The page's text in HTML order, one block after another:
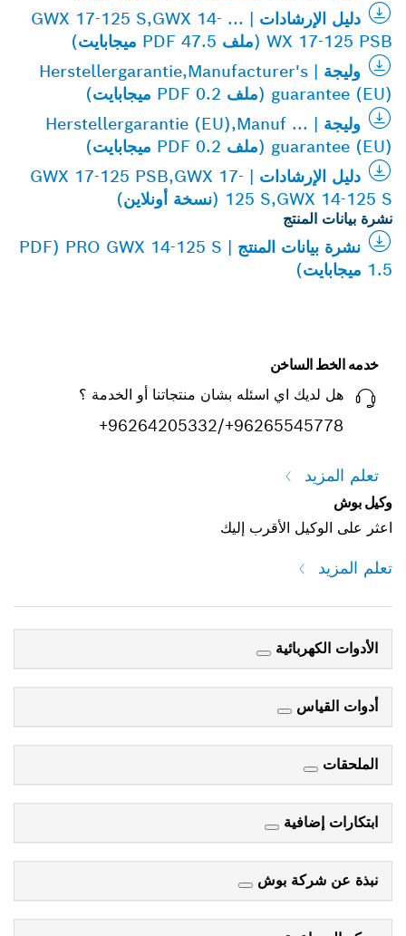
دليل الإرشادات | GWX 17-125 S,GWX 14- ...
WX 17-125 PSB (ملف PDF 47.5 ميجابايت)
وليجة | Herstellergarantie,Manufacturer's
guarantee (EU) (ملف PDF 0.2 ميجابايت)
وليجة | Herstellergarantie (EU),Manuf ...
guarantee (EU) (ملف PDF 0.2 ميجابايت)
دليل الإرشادات | GWX 17-125 PSB,GWX 17-
125 S,GWX 14-125 S (نسخة أونلاين)
نشرة بيانات المنتج
نشرة بيانات المنتج | PRO GWX 14-125 S (PDF
1.5 ميجابايت)
خدمه الخط الساخن
هل لديك اي اسئله بشان منتجاتنا أو الخدمة ؟
+96264205332/+96265545778
تعلم المزيد
وكيل بوش
اعثر على الوكيل الأقرب إليك
تعلم المزيد
الأدوات الكهربائية
أدوات القياس
الملحقات
ابتكارات إضافية
نبذة عن شركة بوش